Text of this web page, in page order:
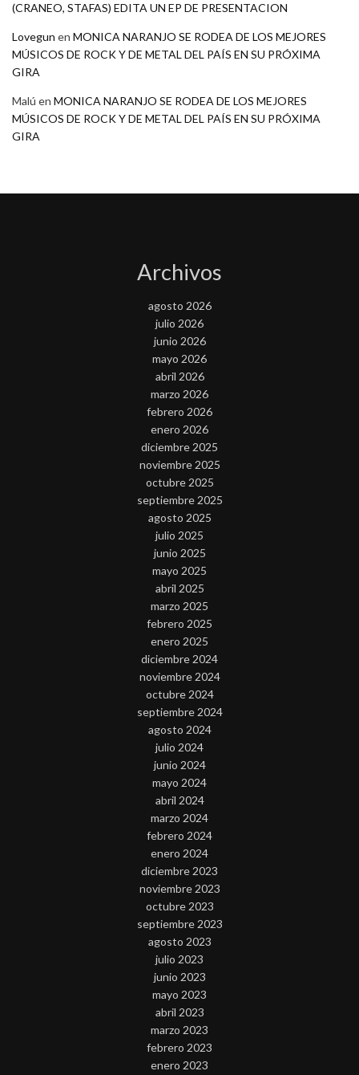
(CRANEO, STAFAS) EDITA UN EP DE PRESENTACION
Lovegun en MONICA NARANJO SE RODEA DE LOS MEJORES
MÚSICOS DE ROCK Y DE METAL DEL PAÍS EN SU PRÓXIMA
GIRA
Malú en MONICA NARANJO SE RODEA DE LOS MEJORES
MÚSICOS DE ROCK Y DE METAL DEL PAÍS EN SU PRÓXIMA
GIRA
Archivos
agosto 2026
julio 2026
junio 2026
mayo 2026
abril 2026
marzo 2026
febrero 2026
enero 2026
diciembre 2025
noviembre 2025
octubre 2025
septiembre 2025
agosto 2025
julio 2025
junio 2025
mayo 2025
abril 2025
marzo 2025
febrero 2025
enero 2025
diciembre 2024
noviembre 2024
octubre 2024
septiembre 2024
agosto 2024
julio 2024
junio 2024
mayo 2024
abril 2024
marzo 2024
febrero 2024
enero 2024
diciembre 2023
noviembre 2023
octubre 2023
septiembre 2023
agosto 2023
julio 2023
junio 2023
mayo 2023
abril 2023
marzo 2023
febrero 2023
enero 2023